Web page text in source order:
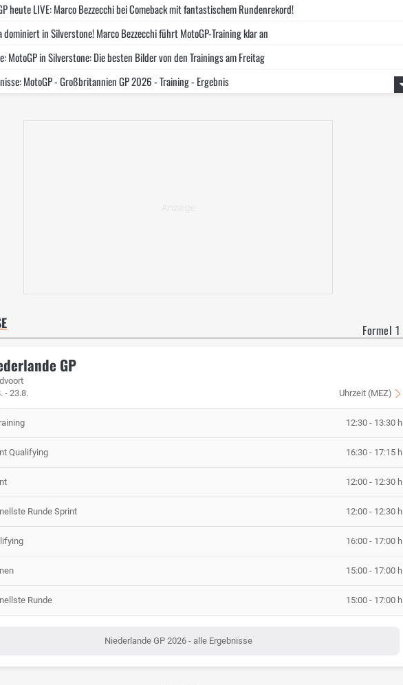
heute LIVE: Marco Bezzecchi bei Comeback mit fantastischem Rundenrekord!
dominiert in Silverstone! Marco Bezzecchi führt MotoGP-Training klar an
MotoGP in Silverstone: Die besten Bilder von den Trainings am Freitag
MotoGP - Großbritannien GP 2026 - Training - Ergebnis
Formel 1
GP
- 23.8.
Uhrzeit (MEZ)
12:30 - 13:30 h
Qualifying 16:30 - 17:15 h
12:00 - 12:30 h
Runde Sprint 12:00 - 12:30 h
16:00 - 17:00 h
15:00 - 17:00 h
Runde 15:00 - 17:00 h
Niederlande GP 2026 - alle Ergebnisse